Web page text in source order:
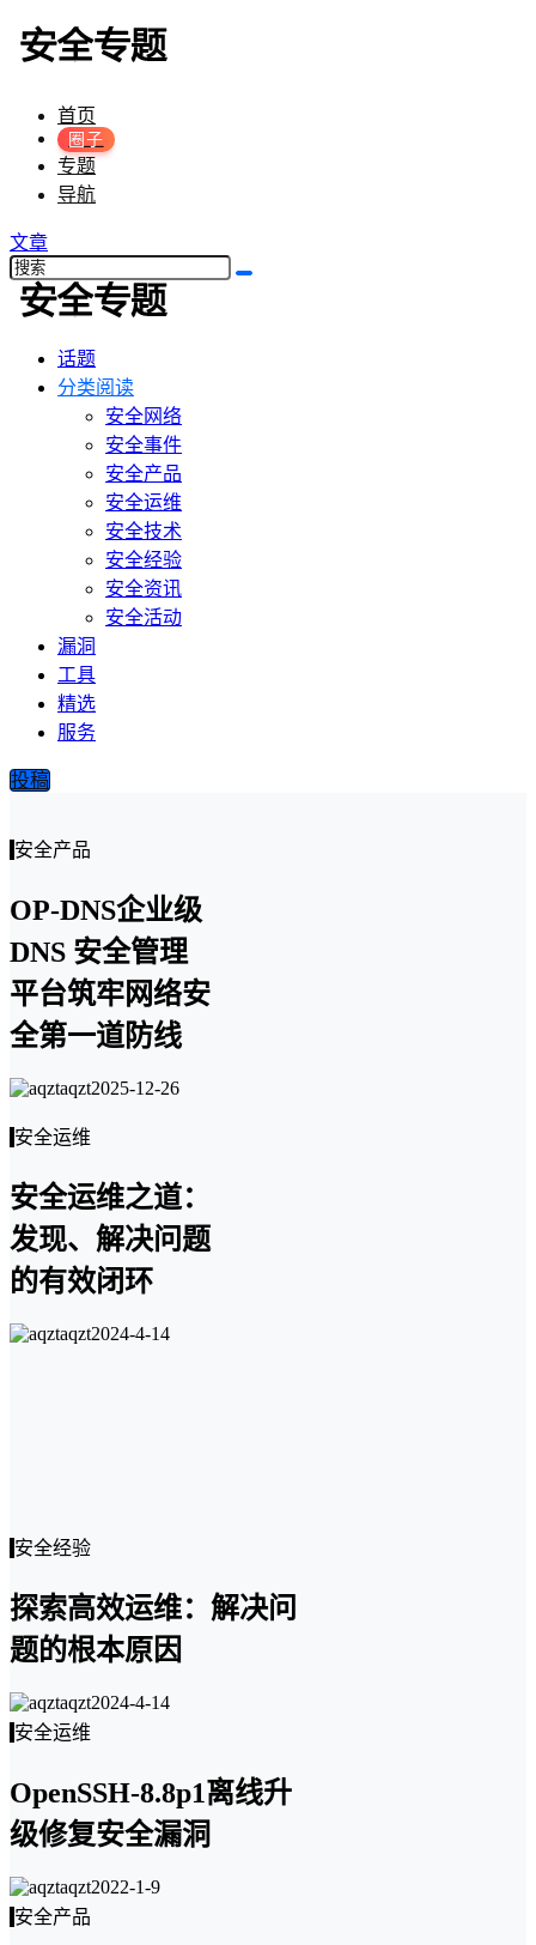
首页
圈子
专题
导航
文章
话题
分类阅读
安全网络
安全事件
安全产品
安全运维
安全技术
安全经验
安全资讯
安全活动
漏洞
工具
精选
服务
投稿
安全产品
OP-DNS企业级
DNS 安全管理
平台筑牢网络安
全第一道防线
aqzt2025-12-26
安全运维
安全运维之道：
发现、解决问题
的有效闭环
aqzt2024-4-14
安全经验
探索高效运维：解决问
题的根本原因
aqzt2024-4-14
安全运维
OpenSSH-8.8p1离线升
级修复安全漏洞
aqzt2022-1-9
安全产品